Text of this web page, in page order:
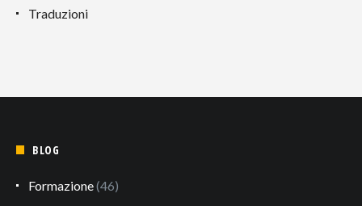
Traduzioni
BLOG
Formazione(46)